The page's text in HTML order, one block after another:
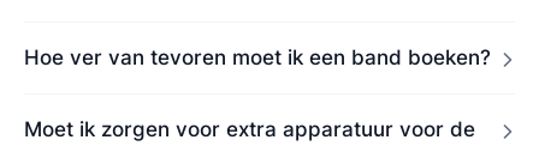
Hoe ver van tevoren moet ik een band boeken?
Moet ik zorgen voor extra apparatuur voor de